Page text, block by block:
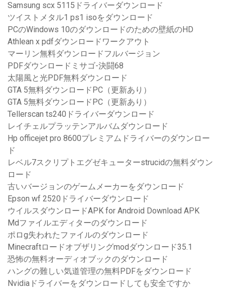
Samsung scx 5115ドライバーダウンロード
ツイストメタル1 ps1 isoをダウンロード
PCのWindows 10のダウンロードのための壁紙のHD
Athlean x pdfダウンロードワークアウト
マーリン無料ダウンロードフルバージョン
PDFダウンロードミサゴ-決闘68
太陽風と光PDF無料ダウンロード
GTA 5無料ダウンロードPC（更新あり）
GTA 5無料ダウンロードPC（更新あり）
Tellerscan ts240ドライバーダウンロード
レイチェルプラッテンアルバムダウンロード
Hp officejet pro 8600プレミアムドライバーのダウンロー
ド
レベル7スクリプトエグゼキューターstrucidの無料ダウン
ロード
古いバージョンのゲームメーカーをダウンロード
Epson wf 2520ドライバーダウンロード
ウイルスダウンロードAPK for Android Download APK
Mdファイルエディターのダウンロード
ポロg失われたファイルのダウンロード
Minecraftロードオブザリングmodダウンロード35.1
恐怖の無料オーディオブックのダウンロード
ハングの難しい気道管理の無料PDFをダウンロード
Nvidiaドライバーをダウンロードしても安全ですか